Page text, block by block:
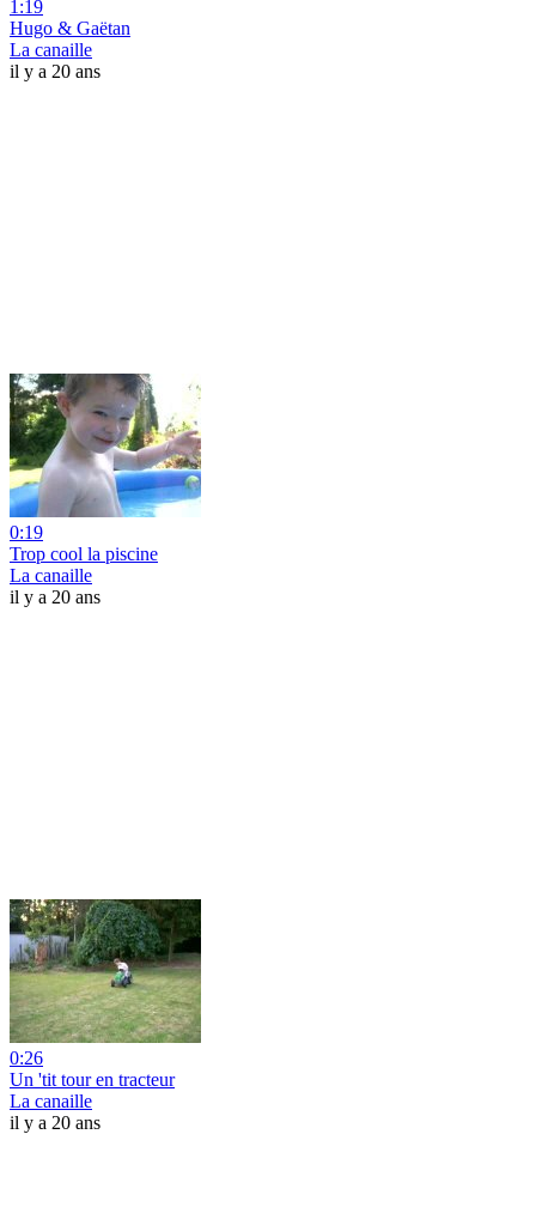
1:19
Hugo & Gaëtan
La canaille
il y a 20 ans
0:19
Trop cool la piscine
La canaille
il y a 20 ans
0:26
Un 'tit tour en tracteur
La canaille
il y a 20 ans